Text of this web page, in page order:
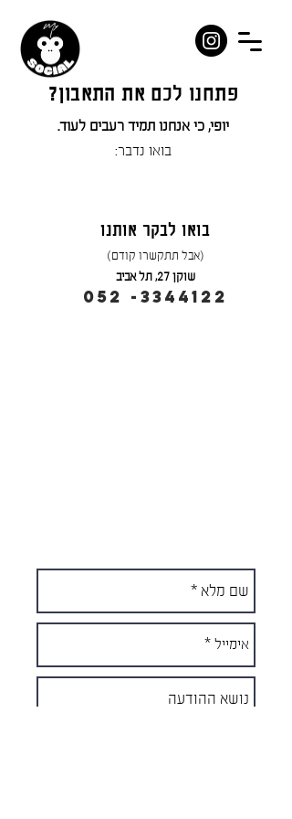
פתחנו לכם את התאבון?
יופי, כי אנחנו תמיד רעבים לעוד.
בואו נדבר:
בואו לבקר אותנו
(אבל תתקשרו קודם)
שוקן 27, תל אביב
052 -3344122